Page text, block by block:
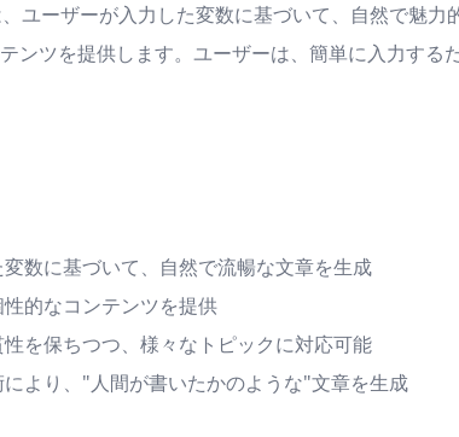
ユーザーが入力した変数に基づいて、自然で魅
ンツを提供します。ユーザーは、簡単に入力す
数に基づいて、自然で流暢な文章を生成
的なコンテンツを提供
を保ちつつ、様々なトピックに対応可能
より、"人間が書いたかのような"文章を生成